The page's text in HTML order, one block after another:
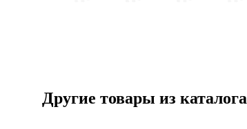
Другие товары из каталога